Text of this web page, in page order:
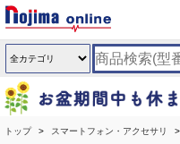
トップ スマートフォン・アクセサリ